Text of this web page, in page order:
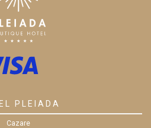
PLEIADA
Cazare